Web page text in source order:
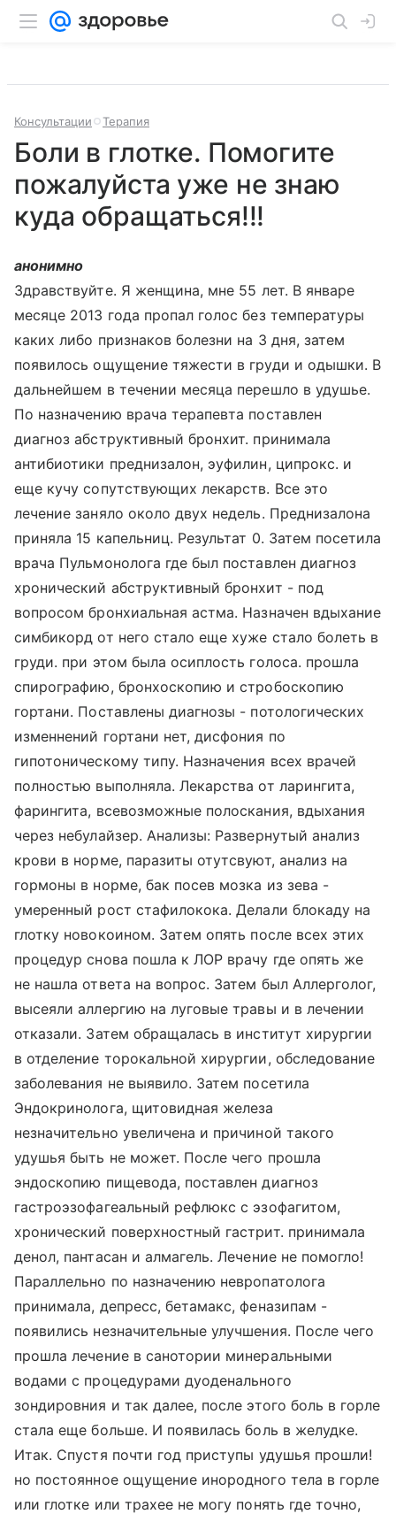
Консультации Терапия
Боли в глотке. Помогите
пожалуйста уже не знаю
куда обращаться!!!
анонимно
Здравствуйте. Я женщина, мне 55 лет. В январе
месяце 2013 года пропал голос без температуры
каких либо признаков болезни на 3 дня, затем
появилось ощущение тяжести в груди и одышки. В
дальнейшем в течении месяца перешло в удушье.
По назначению врача терапевта поставлен
диагноз абструктивный бронхит. принимала
антибиотики преднизалон, эуфилин, ципрокс. и
еще кучу сопутствующих лекарств. Все это
лечение заняло около двух недель. Преднизалона
приняла 15 капельниц. Результат 0. Затем посетила
врача Пульмонолога где был поставлен диагноз
хронический абструктивный бронхит - под
вопросом бронхиальная астма. Назначен вдыхание
симбикорд от него стало еще хуже стало болеть в
груди. при этом была осиплость голоса. прошла
спирографию, бронхоскопию и стробоскопию
гортани. Поставлены диагнозы - потологических
изменнений гортани нет, дисфония по
гипотоническому типу. Назначения всех врачей
полностью выполняла. Лекарства от ларингита,
фарингита, всевозможные полоскания, вдыхания
через небулайзер. Анализы: Развернутый анализ
крови в норме, паразиты отутсвуют, анализ на
гормоны в норме, бак посев мозка из зева -
умеренный рост стафилокока. Делали блокаду на
глотку новокоином. Затем опять после всех этих
процедур снова пошла к ЛОР врачу где опять же
не нашла ответа на вопрос. Затем был Аллерголог,
высеяли аллергию на луговые травы и в лечении
отказали. Затем обращалась в институт хирургии
в отделение торокальной хирургии, обследование
заболевания не выявило. Затем посетила
Эндокринолога, щитовидная железа
незначительно увеличена и причиной такого
удушья быть не может. После чего прошла
эндоскопию пищевода, поставлен диагноз
гастроэзофагеальный рефлюкс с эзофагитом,
хронический поверхностный гастрит. принимала
денол, пантасан и алмагель. Лечение не помогло!
Параллельно по назначению невропатолога
принимала, депресс, бетамакс, феназипам -
появились незначительные улучшения. После чего
прошла лечение в санотории минеральными
водами с процедурами дуоденального
зондировния и так далее, после этого боль в горле
стала еще больше. И появилась боль в желудке.
Итак. Спустя почти год приступы удушья прошли!
но постоянное ощущение инородного тела в горле
или глотке или трахее не могу понять где точно,